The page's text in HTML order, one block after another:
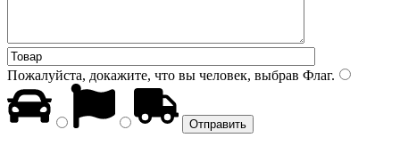
Пожалуйста, докажите, что вы человек, выбрав Флаг.